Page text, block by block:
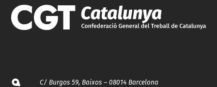
C/ Burgos 59, Baixos – 08014 Barcelona